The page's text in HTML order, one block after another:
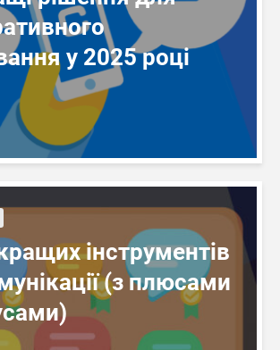
у 2025 році
інструментів
(з плюсами